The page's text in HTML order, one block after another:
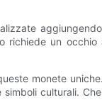
richiede un
monete
culturali.